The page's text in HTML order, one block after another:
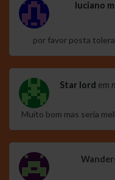
luciano
por favor posta
Star lord em
Muito bom mas seria